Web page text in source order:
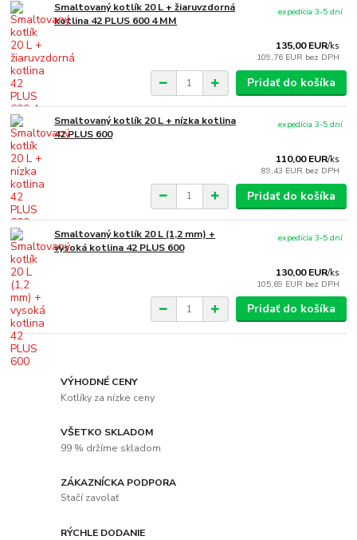
Smaltovaný kotlík 20 L + žiaruvzdorná
kotlina 42 PLUS 600 4 MM
135,00 EUR/ks
109,76 EUR bez DPH
expedícia 3-5 dní
Pridať do košíka
Smaltovaný kotlík 20 L + nízka kotlina
42 PLUS 600
110,00 EUR/ks
89,43 EUR bez DPH
expedícia 3-5 dní
Pridať do košíka
Smaltovaný kotlík 20 L (1,2 mm) +
vysoká kotlina 42 PLUS 600
130,00 EUR/ks
105,69 EUR bez DPH
expedícia 3-5 dní
Pridať do košíka
VÝHODNÉ CENY
Kotlíky za nízke ceny
VŠETKO SKLADOM
99 % držíme skladom
ZÁKAZNÍCKA PODPORA
Stačí zavolať
RÝCHLE DODANIE